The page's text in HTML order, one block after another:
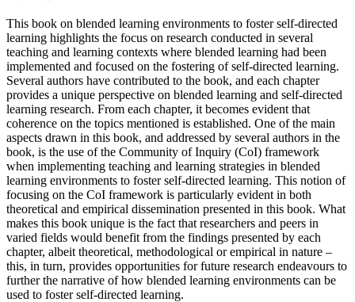
This book on blended learning environments to foster self-directed
learning highlights the focus on research conducted in several
teaching and learning contexts where blended learning had been
implemented and focused on the fostering of self-directed learning.
Several authors have contributed to the book, and each chapter
provides a unique perspective on blended learning and self-directed
learning research. From each chapter, it becomes evident that
coherence on the topics mentioned is established. One of the main
aspects drawn in this book, and addressed by several authors in the
book, is the use of the Community of Inquiry (CoI) framework
when implementing teaching and learning strategies in blended
learning environments to foster self-directed learning. This notion of
focusing on the CoI framework is particularly evident in both
theoretical and empirical dissemination presented in this book. What
makes this book unique is the fact that researchers and peers in
varied fields would benefit from the findings presented by each
chapter, albeit theoretical, methodological or empirical in nature –
this, in turn, provides opportunities for future research endeavours to
further the narrative of how blended learning environments can be
used to foster self-directed learning.